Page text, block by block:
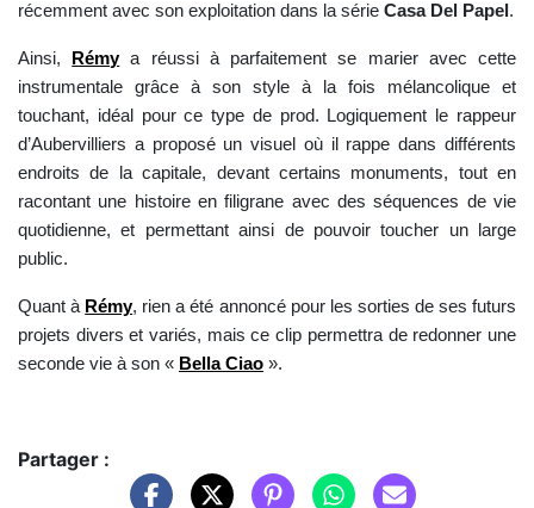
récemment avec son exploitation dans la série Casa Del Papel .
Ainsi, Rémy a réussi à parfaitement se marier avec cette
instrumentale grâce à son style à la fois mélancolique et
touchant, idéal pour ce type de prod. Logiquement le rappeur
d’Aubervilliers a proposé un visuel où il rappe dans différents
endroits de la capitale, devant certains monuments, tout en
racontant une histoire en filigrane avec des séquences de vie
quotidienne, et permettant ainsi de pouvoir toucher un large
public.
Quant à Rémy, rien a été annoncé pour les sorties de ses futurs
projets divers et variés, mais ce clip permettra de redonner une
seconde vie à son « Bella Ciao ».
Partager :